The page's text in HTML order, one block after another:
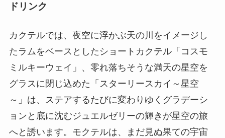
ドリンク
カクテルでは、夜空に浮かぶ天の川をイメージし
たラムをベースとしたショートカクテル「コスモ
ミルキーウェイ」、零れ落ちそうな満天の星空を
グラスに閉じ込めた「スターリースカイ～星空
～」は、ステアするたびに変わりゆくグラデーシ
ョンと底に沈むジュエルゼリーの輝きが星空の旅
へと誘います。モクテルは、まだ見ぬ果ての宇宙